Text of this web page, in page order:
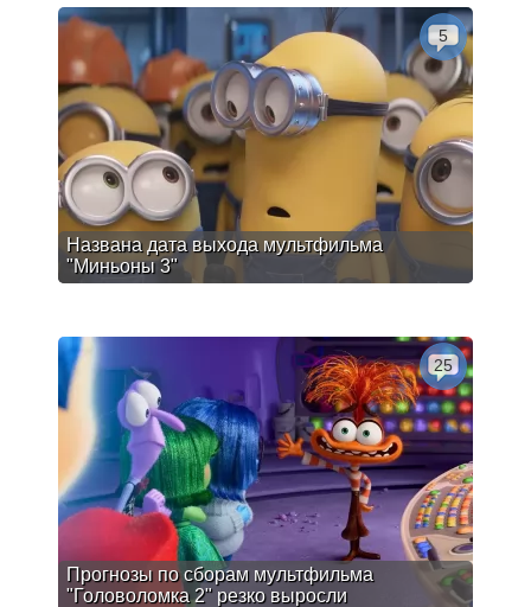
Названа дата выхода мультфильма
"Миньоны 3"
5
Прогнозы по сборам мультфильма
"Головоломка 2" резко выросли
25